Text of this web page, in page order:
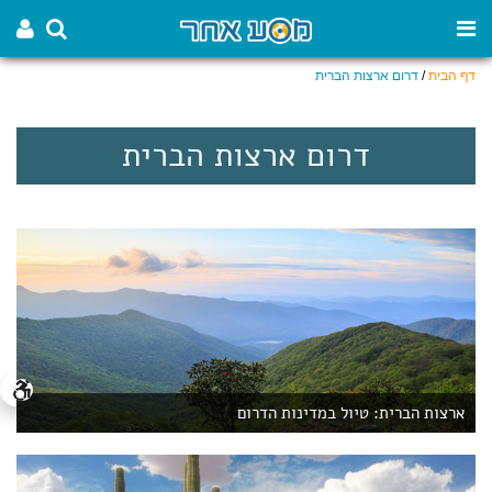
דף הבית/ דרום ארצות הברית
דרום ארצות הברית
ארצות הברית: טיול במדינות הדרום